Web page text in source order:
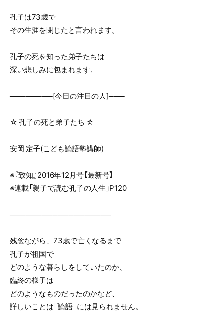
o
k
孔子は73歳で
その生涯を閉じたと言われます。
孔子の死を知った弟子たちは
深い悲しみに包まれます。
────────[今日の注目の人]───
☆ 孔子の死と弟子たち ☆
安岡 定子(こども論語塾講師)
※『致知』2016年12月号【最新号】
※連載「親子で読む孔子の人生」P120
───────────────────
残念ながら、73歳で亡くなるまで
孔子が祖国で
どのような暮らしをしていたのか、
臨終の様子は
どのようなものだったのかなど、
詳しいことは『論語』には見られません。